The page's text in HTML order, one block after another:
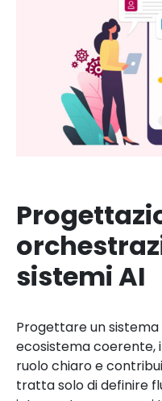
sistemi AI
Progettare un
ecosistema coerente,
ruolo chiaro e
tratta solo di definire